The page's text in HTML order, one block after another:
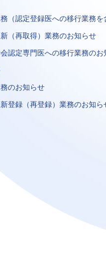
（認定登録医への移行業務
（再取得）業務のお知らせ
認定専門医への移行業務のお
のお知らせ
登録（再登録）業務のお知ら